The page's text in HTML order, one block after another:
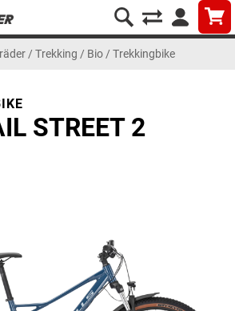
/ Trekking / Bio / Trekkingbike
STREET 2